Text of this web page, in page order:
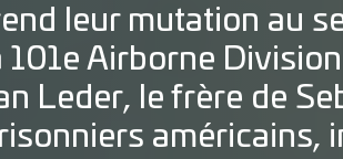
leur mutation au
101e Airborne
Leder, le frère de
américains,